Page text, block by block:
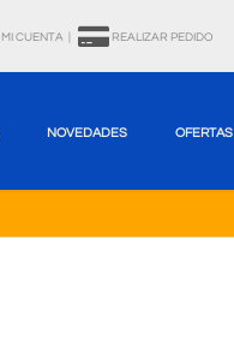
MI CUENTA REALIZAR PEDIDO
NOVEDADES OFERTAS